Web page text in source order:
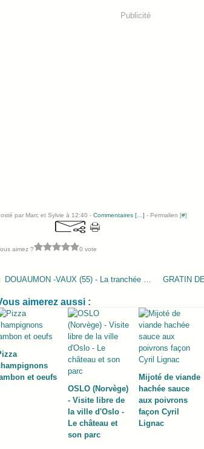
Publicité
par Marc et Sylvie à 12:40 - Commentaires [ ] - Permalien [#]
aimez ? 0 vote
DOUAUMON -VAUX (55) - La tranchée des baïonnettes
aimerez aussi :
et oeufs
OSLO (Norvège)
- Visite libre de
la ville d'Oslo -
Le château et
son parc
Mijoté de viande
hachée sauce
aux poivrons
façon Cyril
Lignac